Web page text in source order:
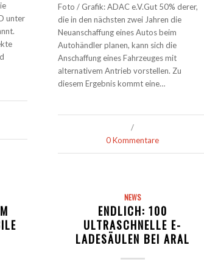
unter
Foto / Grafik: ADAC e.V.Gut 50% derer,
die in den nächsten zwei Jahren die
Neuanschaffung eines Autos beim
Autohändler planen, kann sich die
Anschaffung eines Fahrzeuges mit
alternativem Antrieb vorstellen. Zu
diesem Ergebnis kommt eine…
/
0 Kommentare
NEWS
ENDLICH: 100
ULTRASCHNELLE E-
LADESÄULEN BEI ARAL